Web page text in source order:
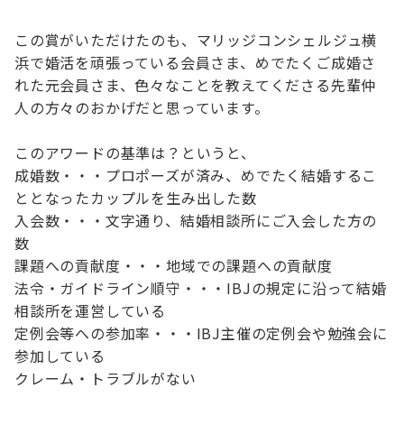
この賞がいただけたのも、マリッジコンシェルジュ横
浜で婚活を頑張っている会員さま、めでたくご成婚さ
れた元会員さま、色々なことを教えてくださる先輩仲
人の方々のおかげだと思っています。
このアワードの基準は？というと、
成婚数・・・プロポーズが済み、めでたく結婚するこ
ととなったカップルを生み出した数
入会数・・・文字通り、結婚相談所にご入会した方の
数
課題への貢献度・・・地域での課題への貢献度
法令・ガイドライン順守・・・IBJの規定に沿って結婚
相談所を運営している
定例会等への参加率・・・IBJ主催の定例会や勉強会に
参加している
クレーム・トラブルがない